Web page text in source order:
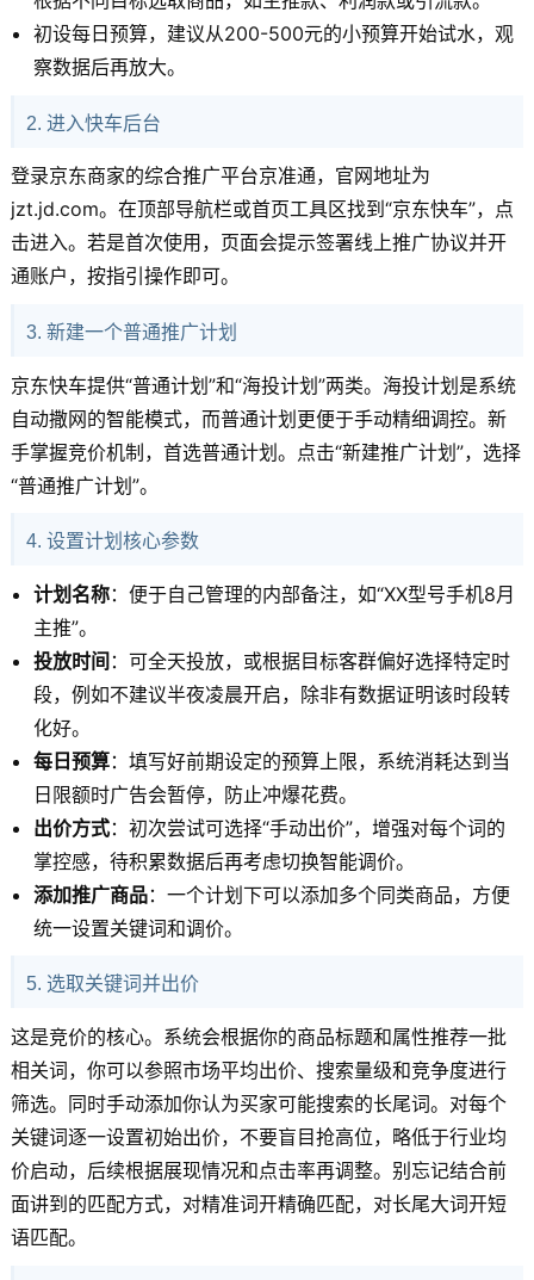
初设每日预算，建议从200-500元的小预算开始试水，观
察数据后再放大。
2. 进入快车后台
登录京东商家的综合推广平台京准通，官网地址为
jzt.jd.com。在顶部导航栏或首页工具区找到“京东快车”，点
击进入。若是首次使用，页面会提示签署线上推广协议并开
通账户，按指引操作即可。
3. 新建一个普通推广计划
京东快车提供“普通计划”和“海投计划”两类。海投计划是系统
自动撒网的智能模式，而普通计划更便于手动精细调控。新
手掌握竞价机制，首选普通计划。点击“新建推广计划”，选择
“普通推广计划”。
4. 设置计划核心参数
计划名称：便于自己管理的内部备注，如“XX型号手机8月
主推”。
投放时间 ：可全天投放，或根据目标客群偏好选择特定时
段，例如不建议半夜凌晨开启，除非有数据证明该时段转
化好。
每日预算：填写好前期设定的预算上限，系统消耗达到当
日限额时广告会暂停，防止冲爆花费。
出价方式：初次尝试可选择“手动出价”，增强对每个词的
掌控感，待积累数据后再考虑切换智能调价。
添加推广商品：一个计划下可以添加多个同类商品，方便
统一设置关键词和调价。
5. 选取关键词并出价
这是竞价的核心。系统会根据你的商品标题和属性推荐一批
相关词，你可以参照市场平均出价、搜索量级和竞争度进行
筛选。同时手动添加你认为买家可能搜索的长尾词。对每个
关键词逐一设置初始出价，不要盲目抢高位，略低于行业均
价启动，后续根据展现情况和点击率再调整。别忘记结合前
面讲到的匹配方式，对精准词开精确匹配，对长尾大词开短
语匹配。